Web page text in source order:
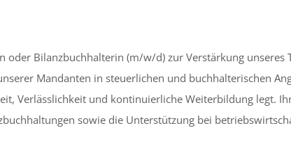
oder Bilanzbuchhalterin (m/w/d) zur Verstärkung unseres
Mandanten in steuerlichen und buchhalterischen
Verlässlichkeit und kontinuierliche Weiterbildung legt.
sowie die Unterstützung bei